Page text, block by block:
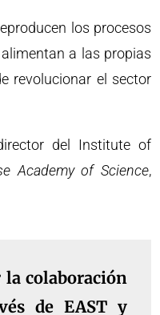
los procesos
a las propias
revolucionar el sector
del Institute of
Academy of Science,
la colaboración
de EAST y